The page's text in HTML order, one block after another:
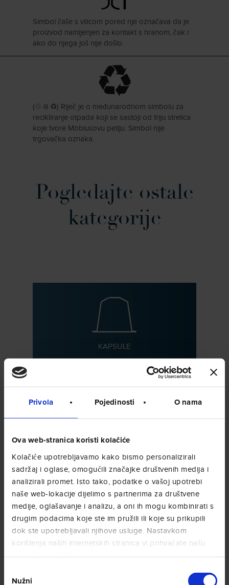
Privola Pojedinosti O nama
Ova web-stranica koristi kolačiće
Kolačiće upotrebljavamo kako bismo personalizirali
sadržaj i oglase, omogućili značajke društvenih medija i
analizirali promet. Isto tako, podatke o vašoj upotrebi
naše web-lokacije dijelimo s partnerima za društvene
medije, oglašavanje i analizu, a oni ih mogu kombinirati s
drugim podacima koje ste im pružili ili koje su prikupili
dok ste upotrebljavali njihove usluge. Nastavkom
korištenja naših internetskih stranica vi prihvaćate našu
upotrebu kolačića.
pristanka
Nužni
Simbol čaše s vilicom pored nje označava da je
proizvod namijenjen za kontakt s hranom, čak i
ako do njega još nije došlo.
( ♲ ili ♻) Riječ je o međunarodnom simbolu za
recikliranje otpada koji se sastoji od triju strelica
koje tvore Möbiusovu petlju. Simbol nije
trgovačka oznaka.
Pogledajte ostale
kategorije
KAPSULE
FILTAR VREĆ